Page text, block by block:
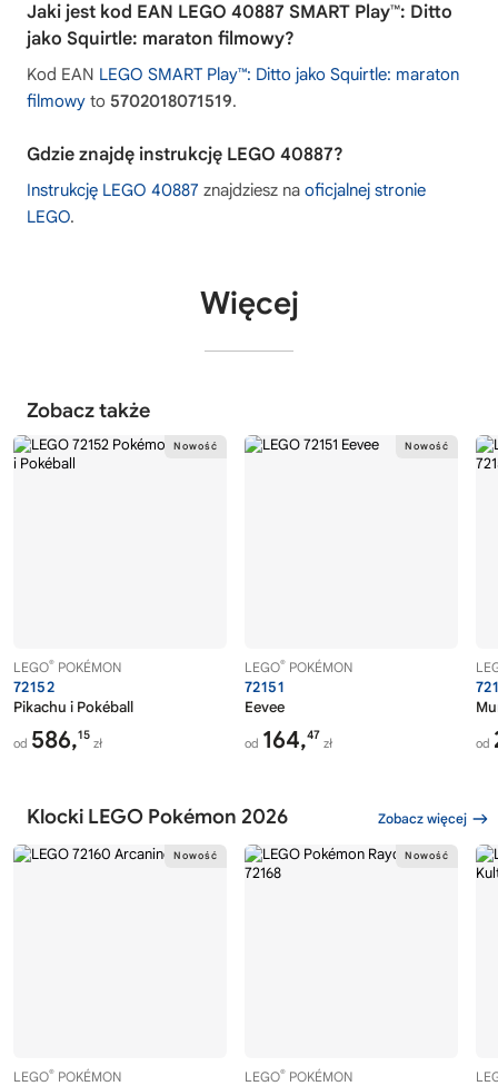
Jaki jest kod EAN LEGO 40887 SMART Play™: Ditto
jako Squirtle: maraton filmowy?
Kod EAN LEGO SMART Play™: Ditto jako Squirtle: maraton
filmowy to 5702018071519.
Gdzie znajdę instrukcję LEGO 40887?
Instrukcję LEGO 40887 znajdziesz na oficjalnej stronie
LEGO.
Więcej
Zobacz także
LEGO® POKÉMON
72152
Pikachu i Pokéball
od 586,15
zł
LEGO® POKÉMON
72151
Eevee
od 164,47
zł od
Klocki LEGO Pokémon 2026 Zobacz więcej
LEGO® POKÉMON LEGO® POKÉMON